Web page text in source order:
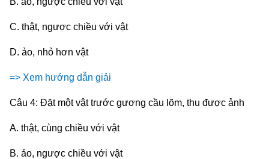
C. thật, ngược chiều với vật
D. ảo, nhỏ hơn vật
=> Xem hướng dẫn giải
Câu 4: Đặt một vật trước gương cầu lõm, thu được ảnh
A. thật, cùng chiều với vật
B. ảo, ngược chiều với vật